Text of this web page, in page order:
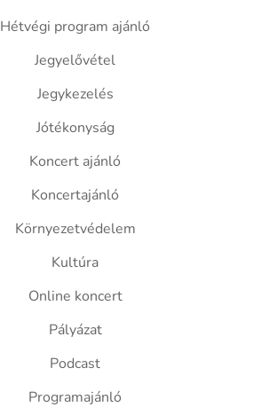
Hétvégi program ajánló
Jegyelővétel
Jegykezelés
Jótékonyság
Koncert ajánló
Koncertajánló
Környezetvédelem
Kultúra
Online koncert
Pályázat
Podcast
Programajánló